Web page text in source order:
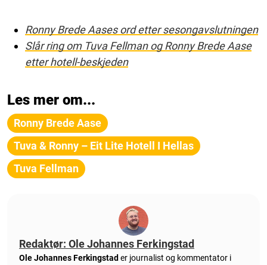
Ronny Brede Aases ord etter sesongavslutningen
Slår ring om Tuva Fellman og Ronny Brede Aase
etter hotell-beskjeden
Les mer om...
Ronny Brede Aase
Tuva & Ronny – Eit Lite Hotell I Hellas
Tuva Fellman
Redaktør: Ole Johannes Ferkingstad
Ole Johannes Ferkingstad er journalist og kommentator i